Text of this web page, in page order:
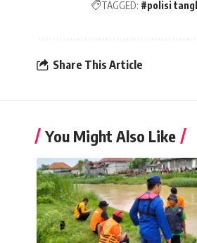
TAGGED: #polisi
Share This Article
You Might Also Like